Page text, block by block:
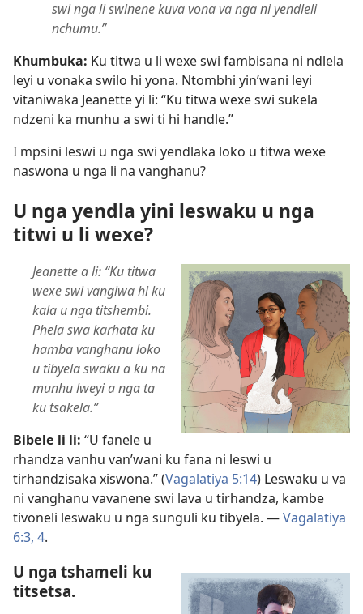
swi nga li swinene kuva vona va nga ni yendleli
nchumu.”
Khumbuka: Ku titwa u li wexe swi fambisana ni ndlela
leyi u vonaka swilo hi yona. Ntombhi yin’wani leyi
vitaniwaka Jeanette yi li: “Ku titwa wexe swi sukela
ndzeni ka munhu a swi ti hi handle.”
I mpsini leswi u nga swi yendlaka loko u titwa wexe
naswona u nga li na vanghanu?
U nga yendla yini leswaku u nga
titwi u li wexe?
Jeanette a li: “Ku titwa
wexe swi vangiwa hi ku
kala u nga titshembi.
Phela swa karhata ku
hamba vanghanu loko
u tibyela swaku a ku na
munhu lweyi a nga ta
ku tsakela.”
Bibele li li: “U fanele u
rhandza vanhu van’wani ku fana ni leswi u
tirhandzisaka xiswona.” (Vagalatiya 5:14) Leswaku u va
ni vanghanu vavanene swi lava u tirhandza, kambe
tivoneli leswaku u nga sunguli ku tibyela. —Vagalatiya
6:3, 4.
U nga tshameli ku
titsetsa.